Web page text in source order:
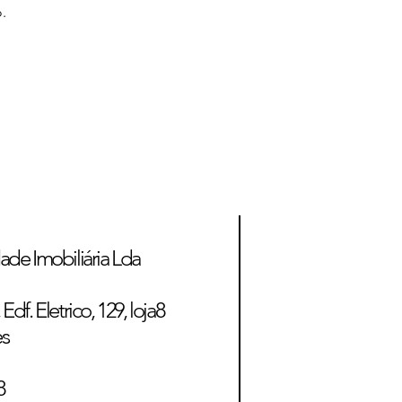
Imobiliária Lda
Eletrico, 129, loja8